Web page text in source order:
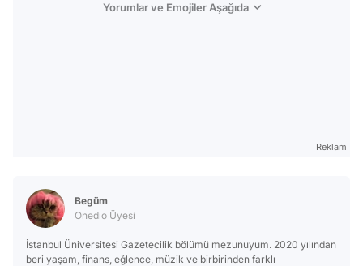
Yorumlar ve Emojiler Aşağıda
Reklam
Begüm
Onedio Üyesi
İstanbul Üniversitesi Gazetecilik bölümü mezunuyum. 2020 yılından
beri yaşam, finans, eğlence, müzik ve birbirinden farklı